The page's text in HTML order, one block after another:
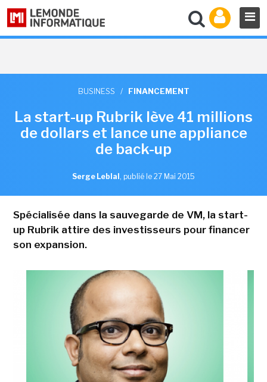
BUSINESS / FINANCEMENT
La start-up Rubrik lève 41 millions
de dollars et lance une appliance
de back-up
Serge Leblal , publié le 27 Mai 2015
Spécialisée dans la sauvegarde de VM, la start-
up Rubrik attire des investisseurs pour financer
son expansion.